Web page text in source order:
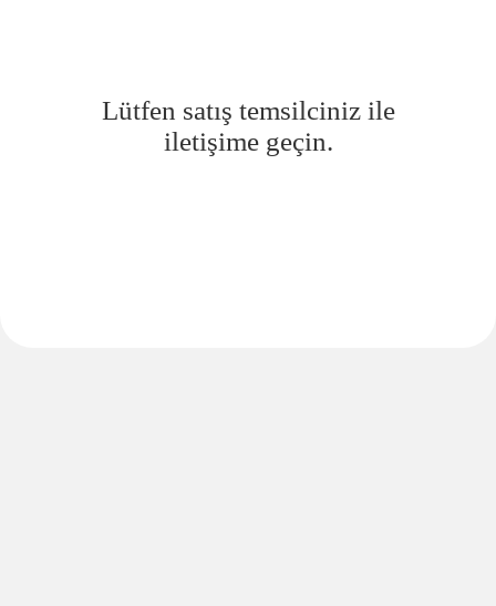
Lütfen satış temsilciniz ile
iletişime geçin.